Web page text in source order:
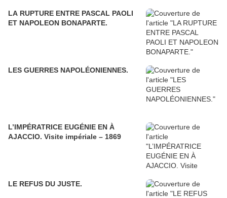
LA RUPTURE ENTRE PASCAL PAOLI
ET NAPOLEON BONAPARTE.
LES GUERRES NAPOLÉONIENNES.
L’IMPÉRATRICE EUGÉNIE EN À
AJACCIO. Visite impériale – 1869
LE REFUS DU JUSTE.